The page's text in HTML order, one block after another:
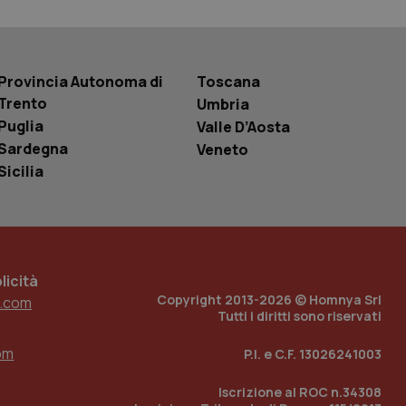
Autonoma di
Toscana
Umbria
Valle D’Aosta
Veneto
Copyright 2013-2026 © Homnya Srl
Tutti i diritti sono riservati
P.I. e C.F. 13026241003
Iscrizione al ROC n.34308
il sito, ma un
di accesso per
Analytics
di
traccia
incorporati
del sito web sta
di